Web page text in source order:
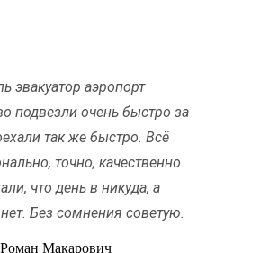
эвакуатор аэропорт
подвезли очень быстро за
так же быстро. Всё
точно, качественно.
что день в никуда, а
Без сомнения советую.